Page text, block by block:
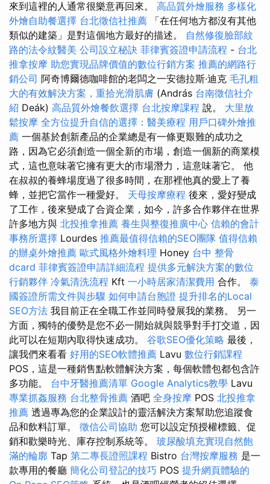
來到這裡的人通常很樂意再回來。 高品質外燴服務 多樣化
外燴自助餐選擇 台北徵信社推薦 「在任何地方都沒有其他
類似的建築」是對這個地方最好的描述。 自然修復臉部紋
路的法令紋醫美 公司設立秘訣 菲律賓簽證申請流程 - 台北
推拿按摩 助您實現品牌價值的數位行銷方案 推薦的網路行
銷公司 阿奇博爾德咖啡館的老闆之一安德拉斯·迪克 毛孔粗
大的有效解決方案，重拾光滑肌膚 (András 台南徵信社介
紹 Deák) 高品質外燴餐飲選擇 台北按摩課程 說。 大里放
鬆按摩 全方位提升自信的選擇：醫美療程 用戶口碑外燴推
薦 一個基於創新產品的企業總是有一條更艱難的成功之
路，因為它必須創造一個全新的市場，創造一個新的商業模
式，這也意味著它擁有更大的市場潛力，這意味著它。 他
在叔叔的養蜂場度過了很多時間，在那裡他真的愛上了養
蜂，並把它當作一種愛好。 天母按摩療程 後來，愛好變成
了工作，後來變成了合資企業，如今，許多合作夥伴在世界
許多地方與 北投推拿推薦 養生與整復推廣中心 信賴的會計
事務所選擇 Lourdes 推薦最值得信賴的SEO團隊 值得信賴
的辦桌外燴推薦 歐式風格外燴料理 Honey 台中 整骨
dcard 菲律賓簽證申請詳細流程 提供多元解決方案的數位
行銷夥伴 冷氣清洗流程 Kft 一小時居家清潔費用 合作。 泰
國簽證所需文件與步驟 如何申請台胞證 提升排名的Local
SEO方法 我目前正在全職工作並同時發展我的業務。 另一
方面，獨特的優勢是您不必一開始就與競爭對手打交道，因
此可以在短期內取得快速成功。 谷歌SEO優化策略 最後，
讓我們來看看 好用的SEO軟體推薦 Lavu 數位行銷課程
POS，這是一種銷售點軟體解決方案，每個軟體包都包含許
多功能。 台中牙醫推薦清單 Google Analytics教學 Lavu
專業抓姦服務 台北整骨推薦 酒吧 全身按摩 POS 北投推拿
推薦 透過專為您的企業設計的靈活解決方案幫助您追蹤食
品和飲料訂單。 徵信公司協助 您可以設定預授權標籤、促
銷和歡樂時光、庫存控制系統等。 玻尿酸填充實現自然飽
滿的輪廓 Tap 第二專長證照課程 Bistro 台灣按摩服務 是一
款專用的餐廳 簡化公司登記的技巧 POS 提升網頁體驗的